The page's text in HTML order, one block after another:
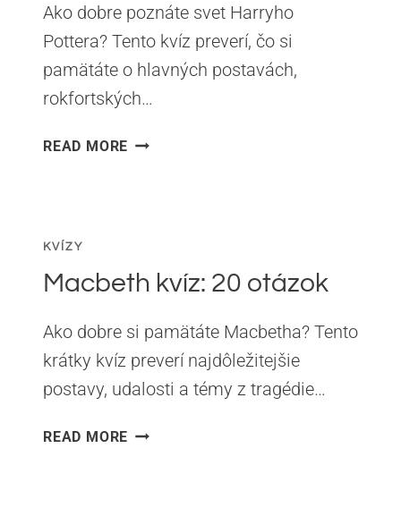
Ako dobre poznáte svet Harryho
Pottera? Tento kvíz preverí, čo si
pamätáte o hlavných postavách,
rokfortských…
READ MORE HARRY
KVÍZY
Macbeth kvíz: 20 otázok
Ako dobre si pamätáte Macbetha? Tento
krátky kvíz preverí najdôležitejšie
postavy, udalosti a témy z tragédie…
READ MORE MACBETH